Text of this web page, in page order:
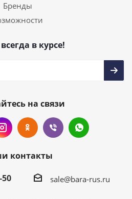
Бренды
в курсе!
на связи
контакты
50
sale@bara-rus.ru